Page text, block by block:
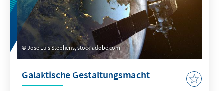
Jose Luis Stephens, stock.adobe.com
Galaktische Gestaltungsmacht